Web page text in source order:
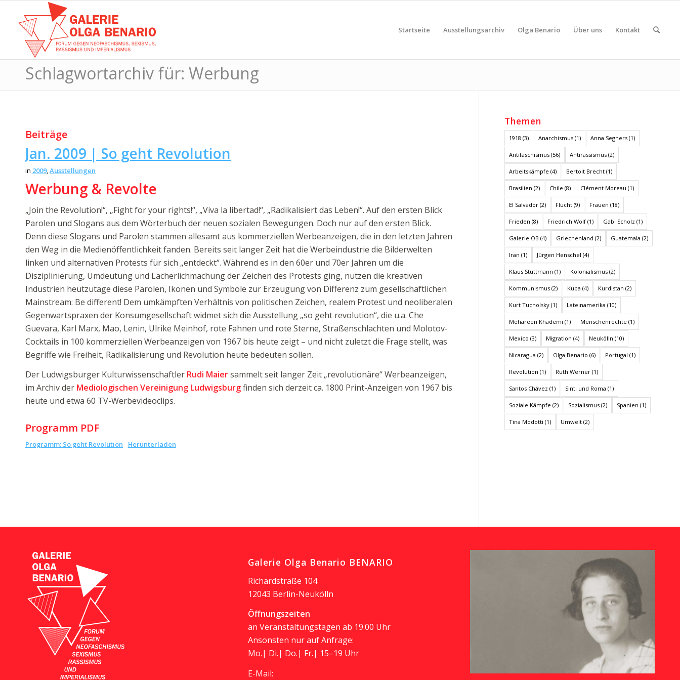
Startseite Ausstellungsarchiv Olga Benario Über uns Kontakt
Schlagwortarchiv für: Werbung
Beiträge
Jan. 2009 | So geht Revolution
in 2009,Ausstellungen
Werbung & Revolte
„Join the Revolution!“, „Fight for your rights!“, „Viva la libertad!“, „Radikalisiert das Leben!“. Auf den ersten Blick
Parolen und Slogans aus dem Wörterbuch der neuen sozialen Bewegungen. Doch nur auf den ersten Blick.
Denn diese Slogans und Parolen stammen allesamt aus kommerziellen Werbeanzeigen, die in den letzten Jahren
den Weg in die Medienöffentlichkeit fanden. Bereits seit langer Zeit hat die Werbeindustrie die Bilderwelten
linken und alternativen Protests für sich „entdeckt“. Während es in den 60er und 70er Jahren um die
Disziplinierung, Umdeutung und Lächerlichmachung der Zeichen des Protests ging, nutzen die kreativen
Industrien heutzutage diese Parolen, Ikonen und Symbole zur Erzeugung von Differenz zum gesellschaftlichen
Mainstream: Be different! Dem umkämpften Verhältnis von politischen Zeichen, realem Protest und neoliberalen
Gegenwartspraxen der Konsumgesellschaft widmet sich die Ausstellung „so geht revolution“, die u.a. Che
Guevara, Karl Marx, Mao, Lenin, Ulrike Meinhof, rote Fahnen und rote Sterne, Straßenschlachten und Molotov-
Cocktails in 100 kommerziellen Werbeanzeigen von 1967 bis heute zeigt – und nicht zuletzt die Frage stellt, was
Begriffe wie Freiheit, Radikalisierung und Revolution heute bedeuten sollen.
Der Ludwigsburger Kulturwissenschaftler Rudi Maiersammelt seit langer Zeit „revolutionäre“ Werbeanzeigen,
im Archiv der Mediologischen Vereinigung Ludwigsburgfinden sich derzeit ca. 1800 Print-Anzeigen von 1967 bis
heute und etwa 60 TV-Werbevideoclips.
Programm PDF
Programm: So geht Revolution Herunterladen
Themen
1918 (3) Anarchismus(1) Anna Seghers(1)
Antifaschismus(56) Antirassismus(2)
Arbeitskämpfe (4) Bertolt Brecht(1)
Brasilien (2) Chile (8) Clément Moreau (1)
El Salvador(2) Flucht(9) Frauen (18)
Frieden (8) Friedrich Wolf(1) Gabi Scholz (1)
Galerie OB (4) Griechenland (2) Guatemala (2)
Iran (1) Jürgen Henschel (4)
Klaus Stuttmann (1) Kolonialismus(2)
Kommunismus(2) Kuba (4) Kurdistan (2)
Kurt Tucholsky(1) Lateinamerika (10)
Mehareen Khademi (1) Menschenrechte (1)
Mexico (3) Migration (4) Neukölln (10)
Nicaragua (2) Olga Benario (6) Portugal (1)
Revolution (1) Ruth Werner(1)
Santos Chávez (1) Sinti und Roma (1)
Soziale Kämpfe (2) Sozialismus(2) Spanien (1)
Tina Modotti (1) Umwelt(2)
Galerie Olga Benario BENARIO
Richardstraße 104
12043 Berlin-Neukölln
Öffnungszeiten
an Veranstaltungstagen ab 19.00 Uhr
Ansonsten nur auf Anfrage:
Mo.| Di.| Do.| Fr.| 15–19 Uhr
E-Mail: